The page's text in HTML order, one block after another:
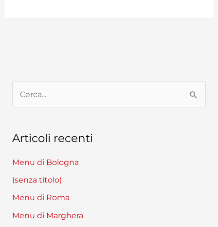
c
a
:
Articoli recenti
Menu di Bologna
(senza titolo)
Menu di Roma
Menu di Marghera